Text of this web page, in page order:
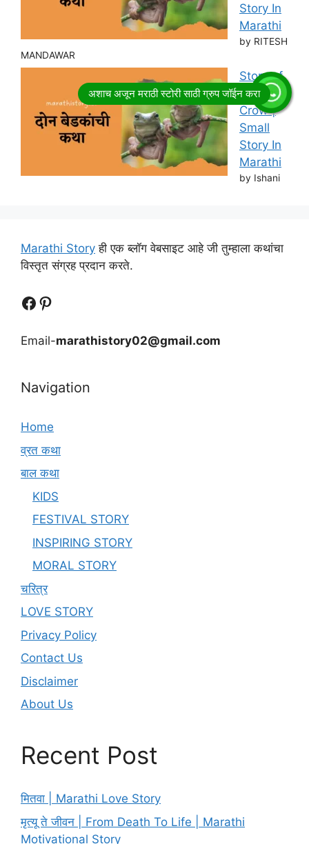
Story In
Marathi
by RITESH
MANDAWAR
Story of
Thirsty
Crow |
Small
Story In
Marathi
by Ishani
Marathi Story ही एक ब्लॉग वेबसाइट आहे जी तुम्हाला कथांचा
विस्तृत संग्रह प्रदान करते.
Follow UsFollow us
Email-marathistory02@gmail.com
Navigation
Home
व्रत कथा
बाल कथा
KIDS
FESTIVAL STORY
INSPIRING STORY
MORAL STORY
चरित्र
LOVE STORY
Privacy Policy
Contact Us
Disclaimer
About Us
Recent Post
मितवा | Marathi Love Story
मृत्यू ते जीवन | From Death To Life | Marathi
Motivational Story